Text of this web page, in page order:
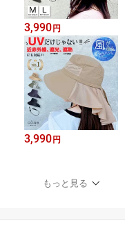
3,990 円
3,990 円
もっと見る